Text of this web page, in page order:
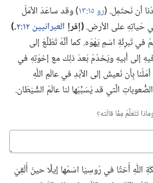
أن نَحتَمِل.‏ (‏رو ١٥:‏١٣
‏)‏ وقد ساعَدَ الأمَلُ
على الأرض.‏‏(‏إقرإ العبرانيين ١٢:‏٢
‏.‏)‏
تَبرِئَةِ اسْمِ يَهْوَه.‏ كما أنَّهُ تَطَلَّعَ إلى
إلى أبيهِ ويَخدُمُ بَعدَ ذلِك مع إخوَتِهِ في
بِأن نَعيشَ إلى الأبَدِ في عالَمِ اللّٰهِ
الَّتي قد يُسَبِّبُها لنا عالَمُ الشَّيْطَان.‏
تَتَعَلَّمُ مِمَّا قالَته؟‏
اللّٰهِ أُختًا في رُوسِيَا اسْمُها إيلَّا حينَ أُلْقِيَ